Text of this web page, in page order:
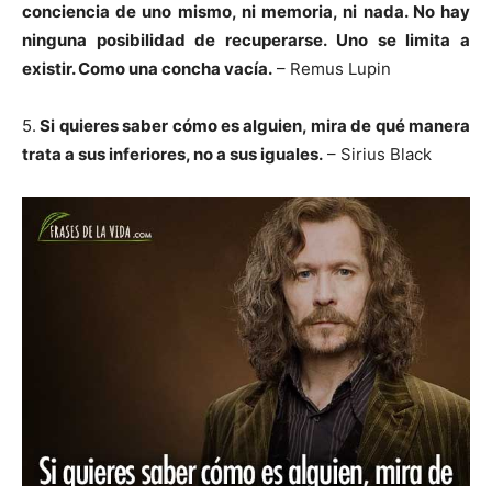
conciencia de uno mismo, ni memoria, ni nada. No hay
ninguna posibilidad de recuperarse. Uno se limita a
existir. Como una concha vacía. – Remus Lupin
5. Si quieres saber cómo es alguien, mira de qué manera
trata a sus inferiores, no a sus iguales. – Sirius Black